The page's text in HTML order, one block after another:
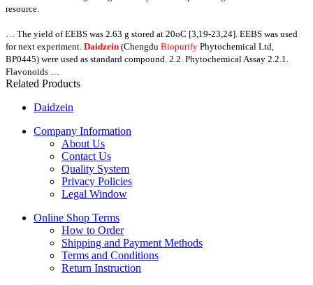
resource.
… The yield of EEBS was 2.63 g stored at 20oC [3,19-23,24]. EEBS was used
for next experiment. Daidzein (Chengdu Biopurify Phytochemical Ltd,
BP0445) were used as standard compound. 2.2. Phytochemical Assay 2.2.1.
Flavonoids …
Related Products
Daidzein
Company Information
About Us
Contact Us
Quality System
Privacy Policies
Legal Window
Online Shop Terms
How to Order
Shipping and Payment Methods
Terms and Conditions
Return Instruction